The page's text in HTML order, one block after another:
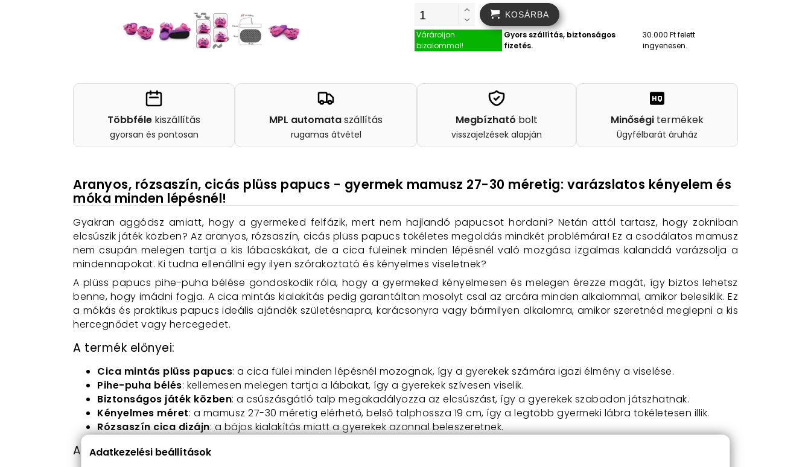
KOSÁRBA
Várároljon
bizalommal!
Gyors szállítás, biztonságos
fizetés.
30.000 Ft felett
ingyenesen.
Többféle kiszállítás
gyorsan és pontosan
MPL automataszállítás
rugamas átvétel
Megbízható bolt
visszajelzések alapján
Minőségi termékek
Ügyfélbarát áruház
Aranyos, rózsaszín, cicás plüss papucs - gyermek mamusz 27-30 méretig: varázslatos kényelem és
móka minden lépésnél!
Gyakran aggódsz amiatt, hogy a gyermeked felfázik, mert nem hajlandó papucsot hordani? Netán attól tartasz, hogy zokniban
elcsúszik játék közben? Az aranyos, rózsaszín, cicás plüss papucs tökéletes megoldás mindkét problémára! Ez a csodálatos mamusz
nem csupán melegen tartja a kis lábacskákat, de a cica füleinek minden lépésnél való mozgása izgalmas kalanddá varázsolja a
mindennapokat. Ki tudna ellenállni egy ilyen szórakoztató és kényelmes viseletnek?
A plüss papucs pihe-puha bélése gondoskodik róla, hogy a gyermeked kényelmesen és melegen érezze magát, így biztos lehetsz
benne, hogy imádni fogja. A cica mintás kialakítás pedig garantáltan mosolyt csal az arcára minden alkalommal, amikor belesiklik. Ez
a mókás és praktikus papucs ideális ajándék születésnapra, karácsonyra vagy bármilyen alkalomra, amikor szeretnéd meglepni a kis
hercegnődet vagy hercegedet.
A termék előnyei:
Cica mintás plüss papucs: a cica fülei minden lépésnél mozognak, így a gyerekek számára igazi élmény a viselése.
Pihe-puha bélés: kellemesen melegen tartja a lábakat, így a gyerekek szívesen viselik.
Biztonságos játék közben: a csúszásgátló talp megakadályozza az elcsúszást, így a gyerekek szabadon játszhatnak.
Kényelmes méret: a mamusz 27-30 méretig elérhető, belső talphossza 19 cm, így a legtöbb gyermeki lábra tökéletesen illik.
Rózsaszín cica dizájn: a bájos kialakítás miatt a gyerekek azonnal beleszeretnek.
A termék használata:
Adatkezelési beállítások